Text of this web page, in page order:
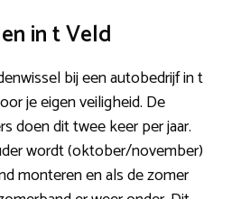
in t Veld
bij een autobedrijf in t
je eigen veiligheid. De
doen dit twee keer per jaar.
wordt (oktober/november)
monteren en als de zomer